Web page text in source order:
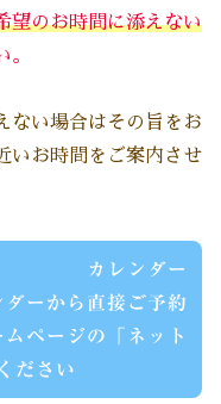
望のお時間に添えない
。
ない場合はその旨をお
いお時間をご案内させ
】 カレンダー
ーから直接ご予約
ページの「ネット
ださい